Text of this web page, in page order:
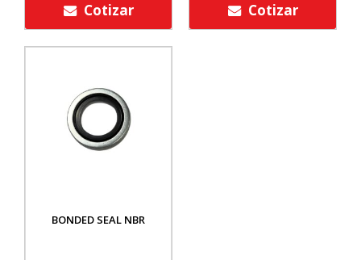
Cotizar Cotizar
BONDED SEAL NBR